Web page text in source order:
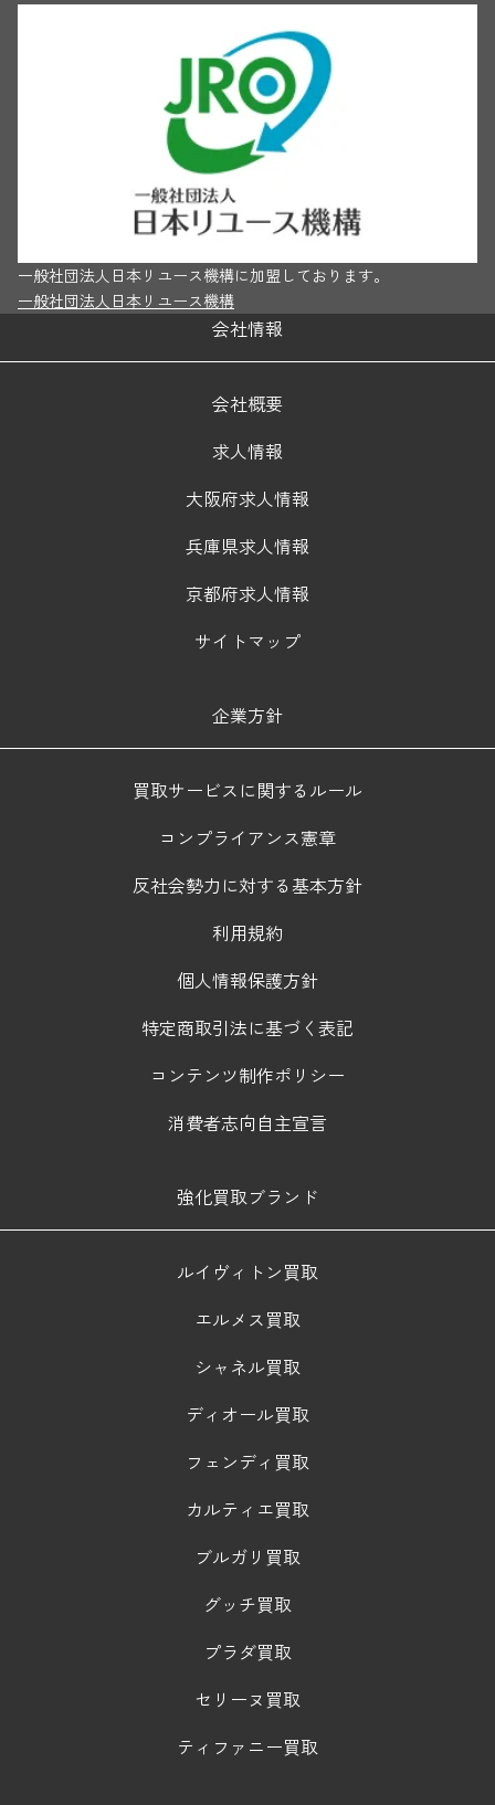
一般社団法人日本リユース機構に加盟しております。
一般社団法人日本リユース機構
会社情報
会社概要
求人情報
大阪府求人情報
兵庫県求人情報
京都府求人情報
サイトマップ
企業方針
買取サービスに関するルール
コンプライアンス憲章
反社会勢力に対する基本方針
利用規約
個人情報保護方針
特定商取引法に基づく表記
コンテンツ制作ポリシー
消費者志向自主宣言
強化買取ブランド
ルイヴィトン買取
エルメス買取
シャネル買取
ディオール買取
フェンディ買取
カルティエ買取
ブルガリ買取
グッチ買取
プラダ買取
セリーヌ買取
ティファニー買取